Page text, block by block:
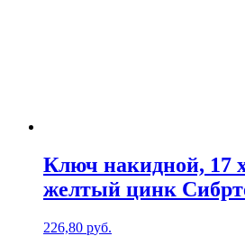
Ключ накидной, 17
желтый цинк
226,80 руб.